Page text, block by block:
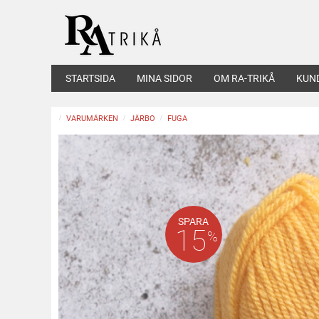
STARTSIDA MINA SIDOR OM RA-TRIKÅ
VARUMÄRKEN JÄRBO FUGA
SPARA
15%